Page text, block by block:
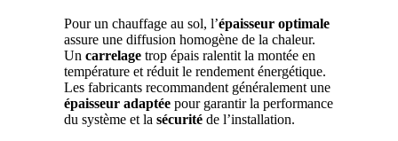
Pour un chauffage au sol, l’épaisseur optimale
assure une diffusion homogène de la chaleur.
Un carrelage trop épais ralentit la montée en
température et réduit le rendement énergétique.
Les fabricants recommandent généralement une
épaisseur adaptée pour garantir la performance
du système et la sécurité de l’installation.